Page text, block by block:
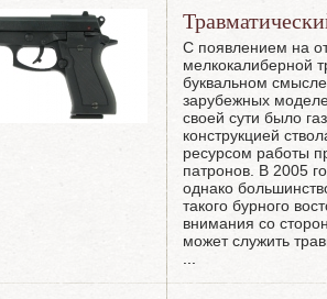
С появлением на
мелкокалиберной
буквальном
зарубежных
своей сути было
конструкцией
ресурсом работы
патронов. В 2005
однако
такого бурного
внимания со
может служить